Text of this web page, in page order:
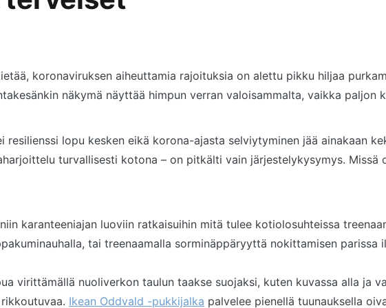
koronaviruksen aiheuttamia rajoituksia on alettu pikku hiljaa
näkymä näyttää himpun verran valoisammalta, vaikka
resilienssi lopu kesken eikä korona-ajasta selviytyminen jää ainakaan
turvallisesti kotona – on pitkälti vain järjestelykysymys. Missä
karanteeniajan luoviin ratkaisuihin mitä tulee kotiolosuhteissa
tai treenaamalla sorminäppäryyttä nokittamisen parissa
virittämällä nuoliverkon taulun taakse suojaksi, kuten kuvassa alla ja
Ikean Oddvald -pukkijalka palvelee pienellä tuunauksella